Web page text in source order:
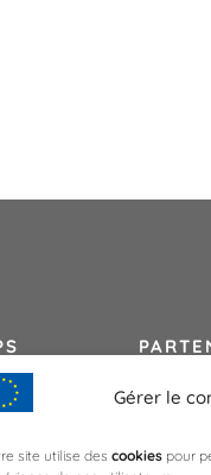
Gérer le
site utilise des cookies pour
CAP'C